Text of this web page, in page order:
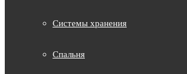
Системы хранения
Спальня